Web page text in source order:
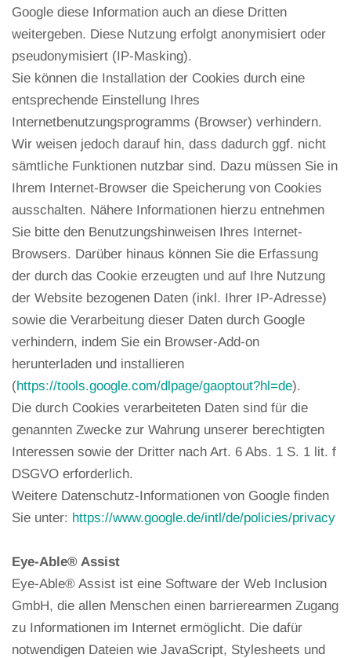
Google diese Information auch an diese Dritten
weitergeben. Diese Nutzung erfolgt anonymisiert oder
pseudonymisiert (IP-Masking).
Sie können die Installation der Cookies durch eine
entsprechende Einstellung Ihres
Internetbenutzungsprogramms (Browser) verhindern.
Wir weisen jedoch darauf hin, dass dadurch ggf. nicht
sämtliche Funktionen nutzbar sind. Dazu müssen Sie in
Ihrem Internet-Browser die Speicherung von Cookies
ausschalten. Nähere Informationen hierzu entnehmen
Sie bitte den Benutzungshinweisen Ihres Internet-
Browsers. Darüber hinaus können Sie die Erfassung
der durch das Cookie erzeugten und auf Ihre Nutzung
der Website bezogenen Daten (inkl. Ihrer IP-Adresse)
sowie die Verarbeitung dieser Daten durch Google
verhindern, indem Sie ein Browser-Add-on
herunterladen und installieren
(https://tools.google.com/dlpage/gaoptout?hl=de).
Die durch Cookies verarbeiteten Daten sind für die
genannten Zwecke zur Wahrung unserer berechtigten
Interessen sowie der Dritter nach Art. 6 Abs. 1 S. 1 lit. f
DSGVO erforderlich.
Weitere Datenschutz-Informationen von Google finden
Sie unter: https://www.google.de/intl/de/policies/privacy
Eye-Able® Assist
Eye-Able® Assist ist eine Software der Web Inclusion
GmbH, die allen Menschen einen barrierearmen Zugang
zu Informationen im Internet ermöglicht. Die dafür
notwendigen Dateien wie JavaScript, Stylesheets und